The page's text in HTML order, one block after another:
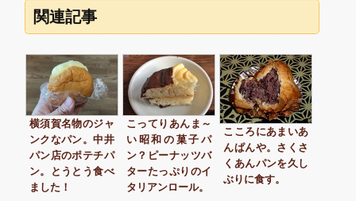
関連記事
横須賀名物のジャ
ンクなパン。中井
パン店のポテチパ
ン。とうとう食べ
ました！
こってりあんま～
い昭和の菓子パ
ン？ピーナッツバ
ターたっぷりのイ
タリアンロール。
こころにあまいあ
んぱんや。さくさ
くあんパンを久し
ぶりに食す。